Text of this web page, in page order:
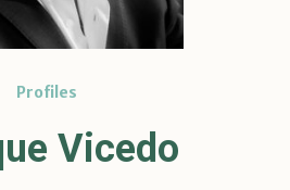
Profiles
Vicedo